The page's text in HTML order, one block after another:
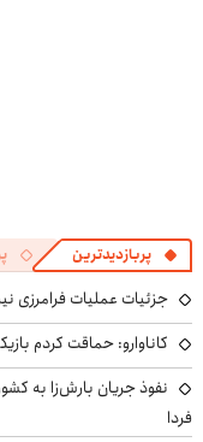
پربازدیدترین
جزئیات عملیات فرامرزی
کاناوارو: حماقت کردم
فردا